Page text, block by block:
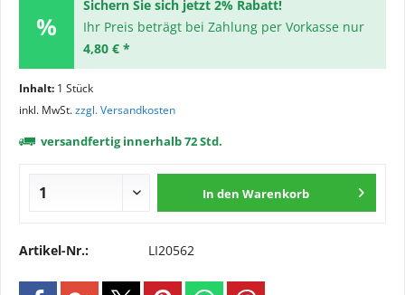
Sichern Sie sich jetzt 2% Rabatt!
Ihr Preis beträgt bei Zahlung per Vorkasse nur
4,80 € *
Inhalt: 1 Stück
inkl. MwSt.zzgl. Versandkosten
versandfertig innerhalb 72 Std.
In den Warenkorb
Artikel-Nr.: LI20562